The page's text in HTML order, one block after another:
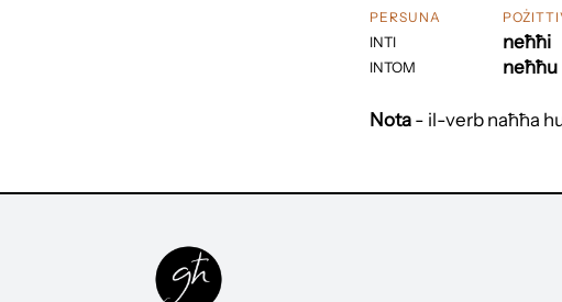
PERSUNA
INTI
INTOM
neħħi
neħħu
Nota - il-verb naħħa